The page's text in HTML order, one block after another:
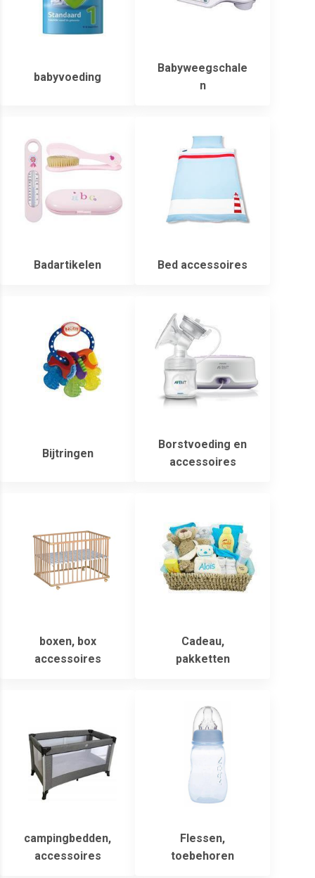
babyvoeding
Babyweegschale
n
Badartikelen Bed accessoires
Bijtringen
Borstvoeding en
accessoires
boxen, box
accessoires
Cadeau,
pakketten
campingbedden,
accessoires
Flessen,
toebehoren